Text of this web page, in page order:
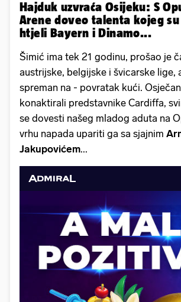
Hajduk uzvraća Osijeku: S
Arene doveo talenta kojeg su
htjeli Bayern i Dinamo...
Šimić ima tek 21 godinu, prošao je
austrijske, belgijske i švicarske lige,
spreman na - povratak kući.
konaktirali predstavnike Cardiffa,
se dovesti našeg mladog aduta na
vrhu napada upariti ga sa sjajnim
Jakupovićem...